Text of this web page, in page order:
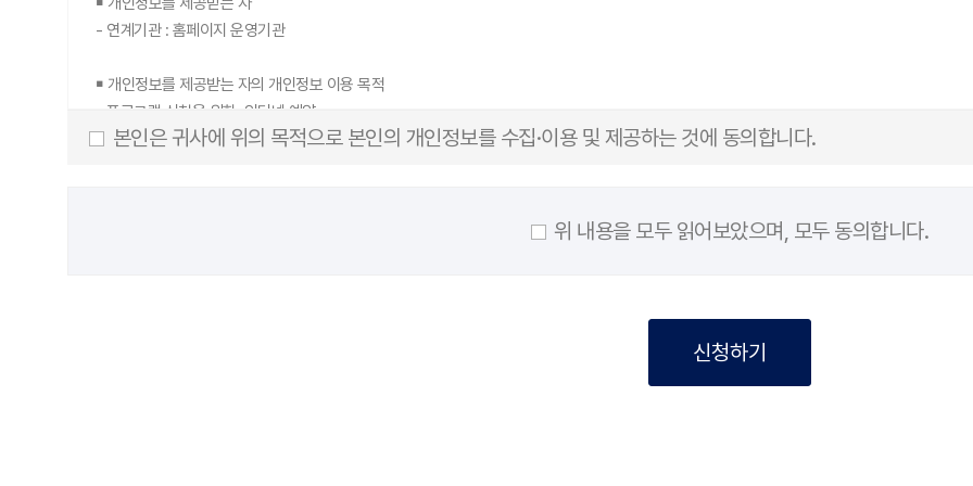
‐ 개인정보 수집∙이용에 대해 거부를 할 수 있으며, 거부 시에도 봉사 활동은 가능하나 그에 따른 불이익(봉사확인서 발급 불가 등) 발생할 수 있음을
‐ 연계기관 : 홈페이지 운영기관
￭ 개인정보를 제공받는 자의 개인정보 이용 목적
‐ 프로그램 신청을 위한, 인터넷 예약
‐ 위 개인정보의 수집·이용에 동의하지 않으실 경우 신청 및 예약 및 신청업무, 행사참여 및 지원 등에 제한될 수 있습니다.
본인은 귀사에 위의 목적으로 본인의 개인정보를 수집·이용 및 제공하는 것에 동의합니다.
위 내용을 모두 읽어보았으며, 모두 동의합니다.
신청하기